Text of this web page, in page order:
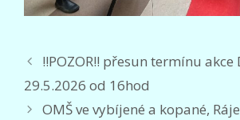
!!POZOR!! přesun termínu akce
29.5.2026 od 16hod
OMŠ ve vybíjené a kopané,